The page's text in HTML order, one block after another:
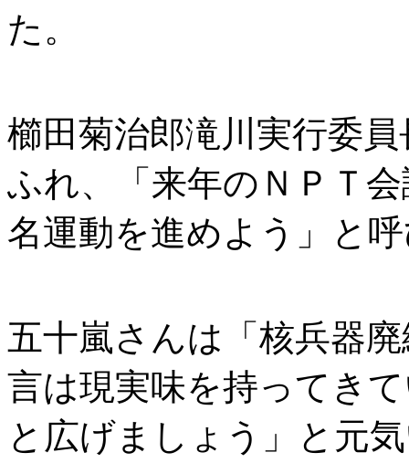
た。
櫛田菊治郎滝川実行委
ふれ、「来年のＮＰＴ
名運動を進めよう」と
五十嵐さんは「核兵器
言は現実味を持ってき
と広げましょう」と元